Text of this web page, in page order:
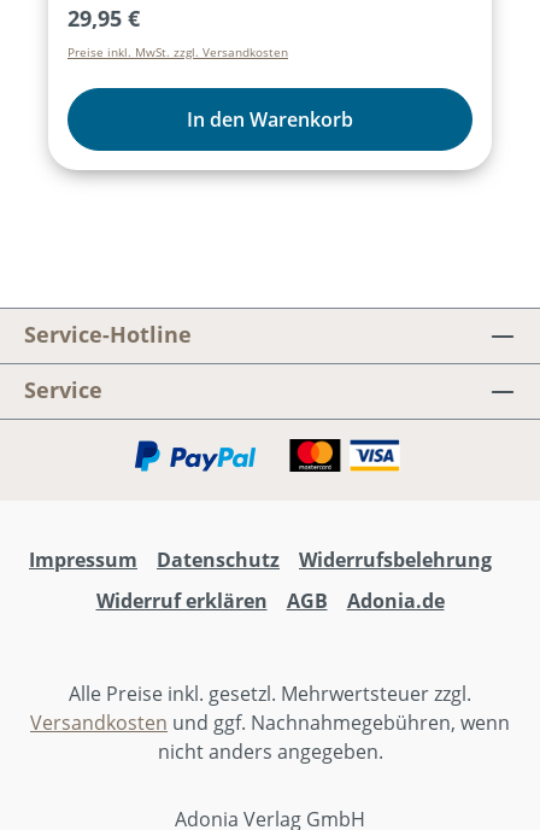
Übergaben, Regieanweisungen, Requisiten,
Laufwege, Tanz-Formationen, Choreo-Ideen
usw… Als Hilfestellung und Inspiration für
eigene Aufführungen in Schule und
Gemeinde kann dieses Regieheft gern
erworben werden. Folgendes sollte dabei
ergänzende Material kann von Adonia NICHT
zur Verfügung gestellt werden.Beschriebene
Requisiten / Kostüme / Präsentationen /
Effekte / usw. können NICHT bei Adonia
ausgeliehen oder erworben werden.Für das
wünschen viel Freude und gutes Gelingen
Regulärer Preis:
29,95 €
Preise inkl. MwSt. zzgl. Versandkosten
In den Warenkorb
Service-Hotline
Service
Impressum Datenschutz
Widerrufsbelehrung
Widerruf erklären
AGB Adonia.de
Alle Preise inkl. gesetzl. Mehrwertsteuer zzgl.
Versandkosten und ggf. Nachnahmegebühren, wenn
nicht anders angegeben.
Adonia Verlag GmbH